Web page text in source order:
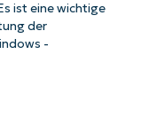
ist eine wichtige
der
-